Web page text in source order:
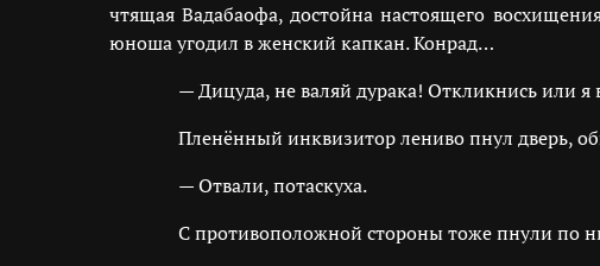
чтящая Вадабаофа, достойна настоящего
юноша угодил в женский капкан. Конрад…
— Дицуда, не валяй дурака! Откликнись или
Пленённый инквизитор лениво пнул дверь,
— Отвали, потаскуха.
С противоположной стороны тоже пнули по